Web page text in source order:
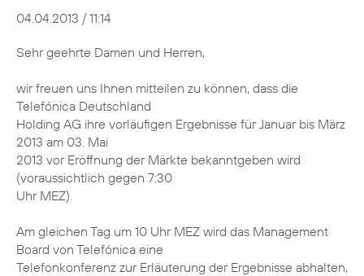
04.04.2013 / 11:14
Sehr geehrte Damen und Herren,
wir freuen uns Ihnen mitteilen zu können, dass die
Telefónica Deutschland
Holding AG ihre vorläufigen Ergebnisse für Januar bis März
2013 am 03. Mai
2013 vor Eröffnung der Märkte bekanntgeben wird
(voraussichtlich gegen 7:30
Uhr MEZ).
Am gleichen Tag um 10 Uhr MEZ wird das Management
Board von Telefónica eine
Telefonkonferenz zur Erläuterung der Ergebnisse abhalten,